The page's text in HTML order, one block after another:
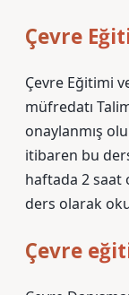
Çevre
Çevre Eğitimi
müfredatı
onaylanmış
itibaren bu
haftada 2 saat
ders olarak
Çevre